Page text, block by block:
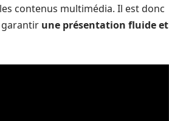
contenus multimédia. Il est donc
garantir une présentation fluide et